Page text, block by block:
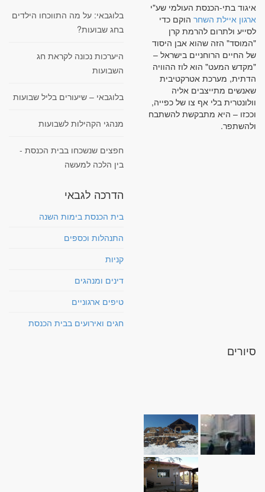
איגוד בתי-הכנסת העולמי שע"י
ארגון איילת השחר הוקם כדי
לסייע ולתרום להרמת קרן
"המוסד" הזה שהוא אבן היסוד
של החיים הרוחניים בישראל –
"מקדש המעט" הוא לוז ההוויה
הדתית, מערכת אטרקטיבית
שאנשים מתייצבים אליה
וולונטרית בלי אף צו של כפייה,
וככזו – היא מתבקשת להשתבח
ולהשתפר.
בלוגבאי: על מה התווכחו הילדים
בחג שבועות?
היערכות נכונה לקראת חג
השבועות
בלוגבאי – שיעורים בליל שבועות
מנהגי הקהילות לשבועות
חפצים שנשכחו בבית הכנסת -
בין הלכה למעשה
הדרכה לגבאי
בית הכנסת בימות השנה
התנהלות וכספים
קניות
דינים ומנהגים
טיפים ארגוניים
חגים ואירועים בבית הכנסת
סיורים